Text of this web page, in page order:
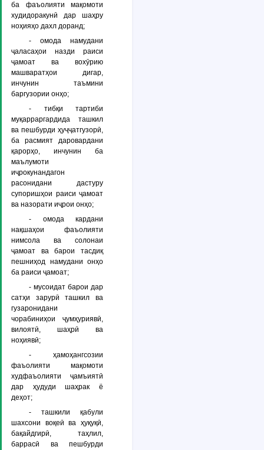
ба фаъолияти мақомоти
худидоракунӣ дар шаҳру
ноҳияҳо дахл доранд;
- омода намудани
ҷаласаҳои назди раиси
ҷамоат ва вохӯрию
машваратҳои дигар,
инчунин таъмини
баргузории онҳо;
- тибқи тартиби
муқарраргардида ташкил
ва пешбурди ҳуҷҷатгузорӣ,
ба расмият даровардани
қарорҳо, инчунин ба
маълумоти
иҷрокунандагон
расонидани дастуру
супоришҳои раиси ҷамоат
ва назорати иҷрои онҳо;
- омода кардани
нақшаҳои фаъолияти
нимсола ва солонаи
ҷамоат ва барои тасдиқ
пешниҳод намудани онҳо
ба раиси ҷамоат;
- мусоидат барои дар
сатҳи зарурӣ ташкил ва
гузаронидани
чорабиниҳои ҷумҳуриявӣ,
вилоятӣ, шаҳрӣ ва
ноҳиявӣ;
- ҳамоҳангсозии
фаъолияти мақомоти
худфаъолияти ҷамъиятӣ
дар ҳудуди шаҳрак ё
деҳот;
- ташкили қабули
шахсони воқеӣ ва ҳуқуқӣ,
бақайдгирӣ, таҳлил,
баррасӣ ва пешбурди